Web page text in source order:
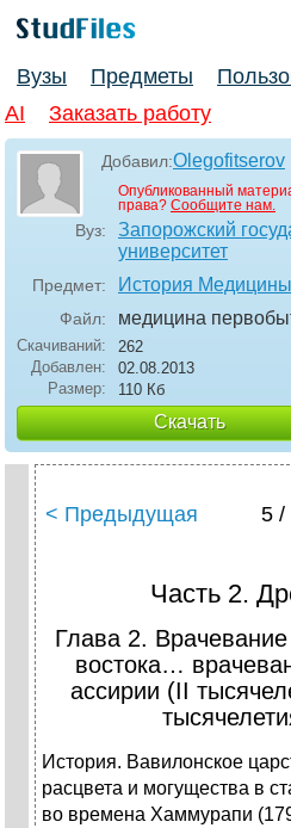
Вузы Предметы
AI
Заказать работу
Добавил:Olegofitserov
Опубликованный
права? Сообщите нам.
Вуз:
Запорожский
университет
Предмет: История Медицины
Файл: медицина
Скачиваний:
262
Добавлен:
02.08.2013
Размер:
110 Кб
Скачать
< Предыдущая 5 /
Часть 2.
Глава 2.
востока…
ассирии (II
История. Вавилонское
расцвета и могущества в
во времена Хаммурапи